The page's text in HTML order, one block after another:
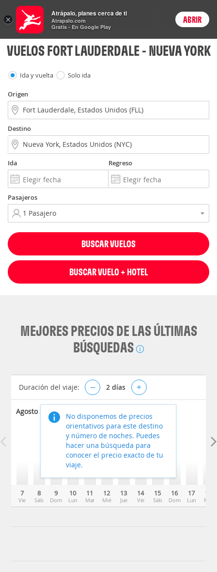
Vuelos Login
VUELOS FORT LAUDERDALE - NUEVA YORK
Ida y vuelta Solo ida
Origen
Destino
Ida Regreso
Pasajeros
BUSCAR VUELOS
BUSCAR VUELO + HOTEL
MEJORES PRECIOS DE LAS ÚLTIMAS
BÚSQUEDAS
Duración del viaje: – 2 días +
Agosto 2026
7
Vie
8
Sáb
9
Dom
10
Lun
11
Mar
12
Mié
13
Jue
14
Vie
15
Sáb
16
Dom
17
Lun
18
Mar
No disponemos de precios
orientativos para este destino
y número de noches. Puedes
hacer una búsqueda para
conocer el precio exacto de tu
viaje.
×
Atrápalo, planes cerca de ti
Atrapalo.com
Gratis - En Google Play
ABRIR